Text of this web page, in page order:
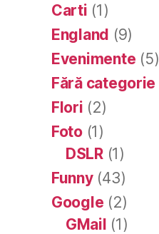
Carti (1)
England (9)
Evenimente (5)
Fără categorie
Flori (2)
Foto(1)
DSLR(1)
Funny(43)
Google (2)
GMail (1)